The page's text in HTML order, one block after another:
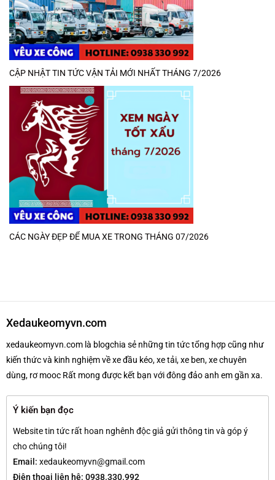
CẬP NHẬT TIN TỨC VẬN TẢI MỚI NHẤT THÁNG 7/2026
CÁC NGÀY ĐẸP ĐỂ MUA XE TRONG THÁNG 07/2026
Xedaukeomyvn.com
xedaukeomyvn.com là blogchia sẻ những tin tức tổng hợp cũng như
kiến thức và kinh nghiệm về xe đầu kéo, xe tải, xe ben, xe chuyên
dùng, rơ mooc Rất mong được kết bạn với đông đảo anh em gần xa.
Ý kiến bạn đọc
Website tin tức rất hoan nghênh độc giả gửi thông tin và góp ý
cho chúng tôi!
Email: xedaukeomyvn@gmail.com
Điện thoại liên hệ: 0938.330.992